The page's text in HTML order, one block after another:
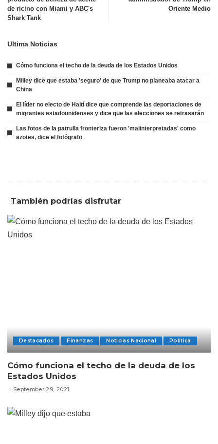
de ricino con Miami y ABC's
Shark Tank
Oriente Medio
Ultima Noticias
Cómo funciona el techo de la deuda de los Estados Unidos
Milley dice que estaba 'seguro' de que Trump no planeaba atacar a
China
El líder no electo de Haití dice que comprende las deportaciones de
migrantes estadounidenses y dice que las elecciones se retrasarán
Las fotos de la patrulla fronteriza fueron 'malinterpretadas' como
azotes, dice el fotógrafo
También podrías disfrutar
Destacados Finanzas Noticias Nacional Politica
Cómo funciona el techo de la deuda de los
Estados Unidos
September 29, 2021